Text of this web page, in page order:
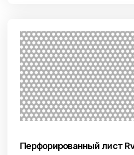
Перфорированный лист